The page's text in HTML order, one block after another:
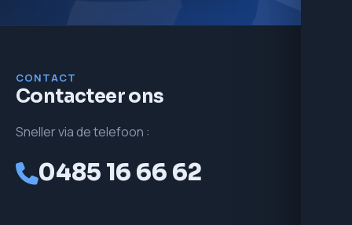
CONTACT
Contacteer ons
Sneller via de telefoon :
0485 16 66 62